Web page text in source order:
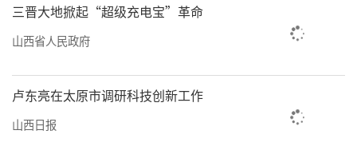
三晋大地掀起“超级充电宝”革命
山西省人民政府
卢东亮在太原市调研科技创新工作
山西日报